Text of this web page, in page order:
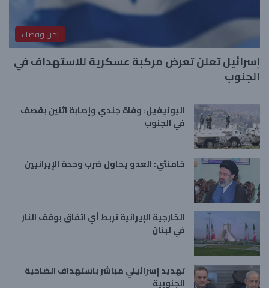
امن وقضاء
إسرائيل تعلن تعرض مركبة عسكرية للاستهداف في
الجنوب
اليونيفيل: وفاة جندي وإصابة اثنين بقصف
في الجنوب
خامنئي: العدو يحاول ضرب وحدة الإيرانيين
الخارجية الإيرانية تربط أي اتفاق بوقف النار
في لبنان
تهديد إسرائيلي مباشر باستهداف الضاحية
الجنوبية